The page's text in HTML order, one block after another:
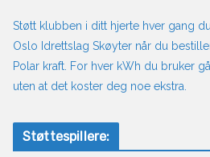
Støtt klubben i ditt hjerte hver gang
Oslo Idrettslag Skøyter når du
Polar kraft. For hver kWh du bruker
uten at det koster deg noe ekstra.
Støttespillere: